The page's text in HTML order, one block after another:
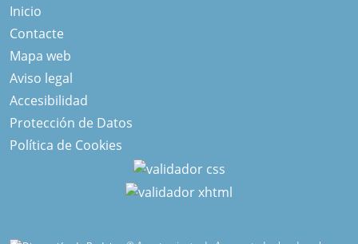
Inicio
Contacte
Mapa web
Aviso legal
Accesibilidad
Protección de Datos
Política de Cookies